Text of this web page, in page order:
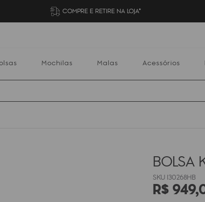
COMPRE E RETIRE NA LOJA*
Mochilas Malas Acessórios
BOLSA
I30268HB
R$949,